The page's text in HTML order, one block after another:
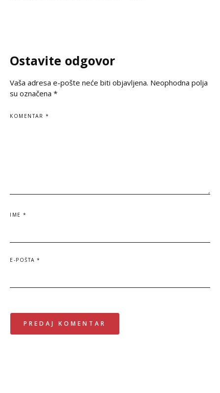
vršnjačko i partnerovo nasilje i
Ostavite odgovor
Vaša adresa e-pošte neće biti objavljena. Neophodna polja
su označena *
KOMENTAR *
IME *
E-POŠTA *